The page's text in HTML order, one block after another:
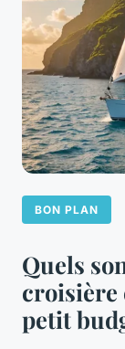
BON PLAN
Quels
croisière
petit